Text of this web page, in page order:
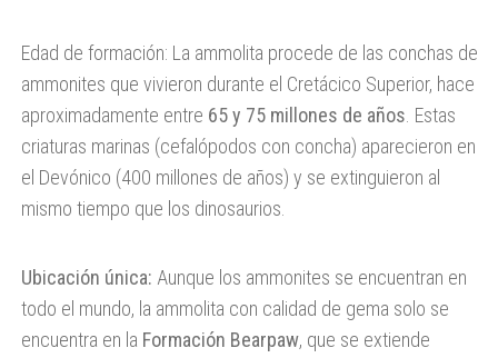
Edad de formación: La ammolita procede de las conchas de
ammonites que vivieron durante el Cretácico Superior, hace
aproximadamente entre 65 y 75 millones de años . Estas
criaturas marinas (cefalópodos con concha) aparecieron en
el Devónico (400 millones de años) y se extinguieron al
mismo tiempo que los dinosaurios.
Ubicación única: Aunque los ammonites se encuentran en
todo el mundo, la ammolita con calidad de gema solo se
encuentra en la Formación Bearpaw, que se extiende